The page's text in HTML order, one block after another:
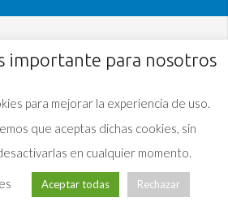
importante para nosotros
para mejorar la experiencia de uso.
que aceptas dichas cookies, sin
en cualquier momento.
Aceptar todas Rechazar